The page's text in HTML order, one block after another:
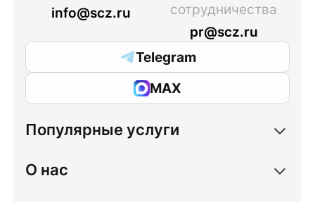
info@scz.ru
сотрудничества
pr@scz.ru
Telegram
MAX
Популярные услуги
О нас